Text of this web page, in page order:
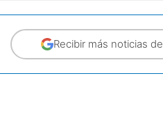
Recibir más noticias